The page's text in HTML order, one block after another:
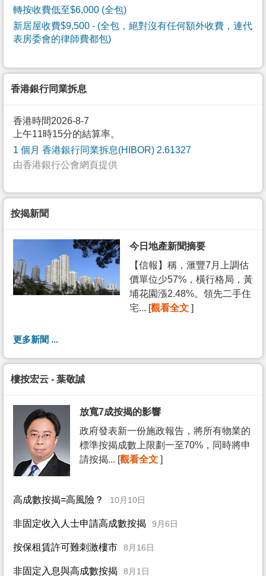
轉按收費低至$6,000 (全包)
新居屋收費$9,500 - (全包，絕對沒有任何額外收費，連代
表房委會的律師費都包)
香港銀行同業拆息
香港時間2026-8-7
上午11時15分的結算率。
1 個月 香港銀行同業拆息(HIBOR) 2.61327
由香港銀行公會網頁提供
按揭新聞
今日地產新聞摘要
【信報】稱，滙豐7月上調估
價單位少57%，橫行格局，黃
埔花園漲2.48%。領先二手住
宅... [觀看全文 ]
更多新聞 ...
樓按宏云 - 葉敬誠
放寬7成按揭的影響
政府發表新一份施政報告，將所有物業的
標準按揭成數上限劃一至70%，同時將申
請按揭... [觀看全文 ]
高成數按揭=高風險？ 10月10日
非固定收入人士申請高成數按揭 9月6日
按保租賃許可難刺激樓市 8月16日
非固定入息與高成數按揭 8月1日